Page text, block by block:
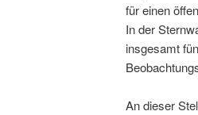
für einen
In der
insgesamt
An dieser